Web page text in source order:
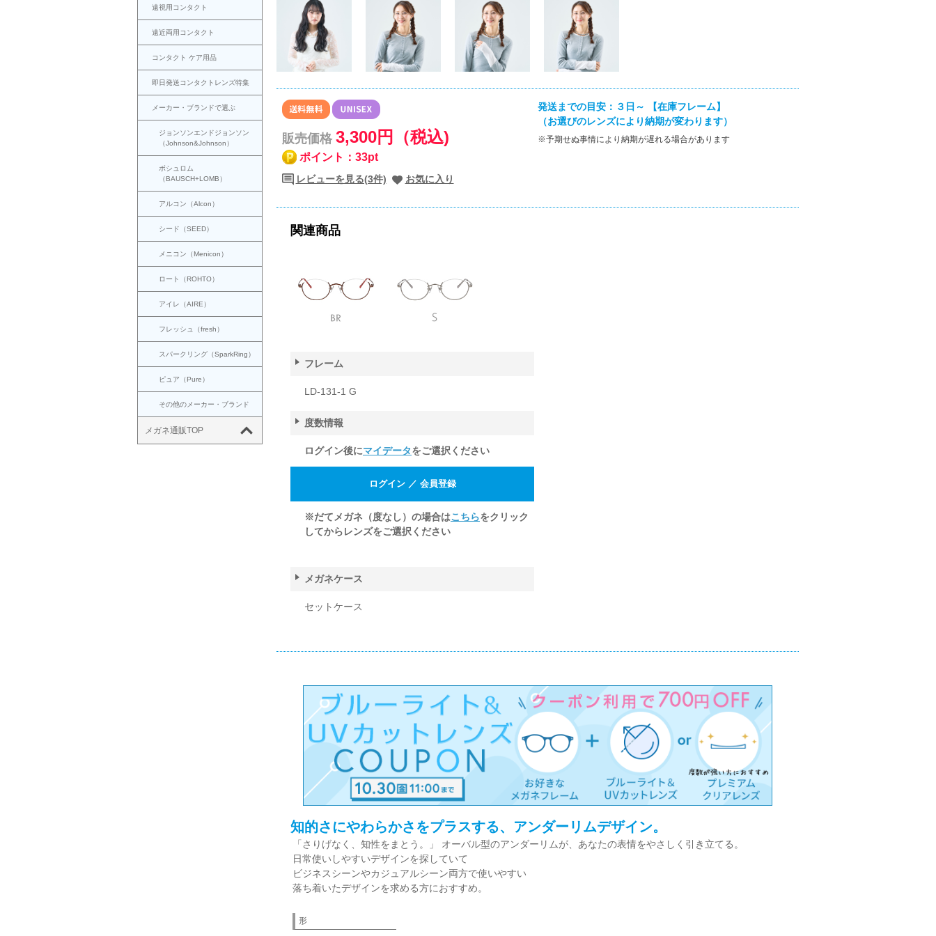
遠視用コンタクト
遠近両用コンタクト
コンタクト ケア用品
即日発送コンタクトレンズ特集
メーカー・ブランドで選ぶ
ジョンソンエンドジョンソン
（Johnson&Johnson）
ボシュロム
（BAUSCH+LOMB）
アルコン（Alcon）
シード（SEED）
メニコン（Menicon）
ロート（ROHTO）
アイレ（AIRE）
フレッシュ（fresh）
スパークリング（SparkRing）
ピュア（Pure）
その他のメーカー・ブランド
メガネ通販TOP
販売価格 3,300円（税込)
ポイント：33pt
レビューを見る(3件) お気に入り
発送までの目安：３日～ 【在庫フレーム】
（お選びのレンズにより納期が変わります）
※予期せぬ事情により納期が遅れる場合があります
関連商品
フレーム
LD-131-1 G
度数情報
ログイン後にマイデータをご選択ください
※だてメガネ（度なし）の場合はこちらをクリック
してからレンズをご選択ください
メガネケース
セットケース
知的さにやわらかさをプラスする、アンダーリムデザイン。
「さりげなく、知性をまとう。」 オーバル型のアンダーリムが、あなたの表情をやさしく引き立てる。
日常使いしやすいデザインを探していて
ビジネスシーンやカジュアルシーン両方で使いやすい
落ち着いたデザインを求める方におすすめ。
形